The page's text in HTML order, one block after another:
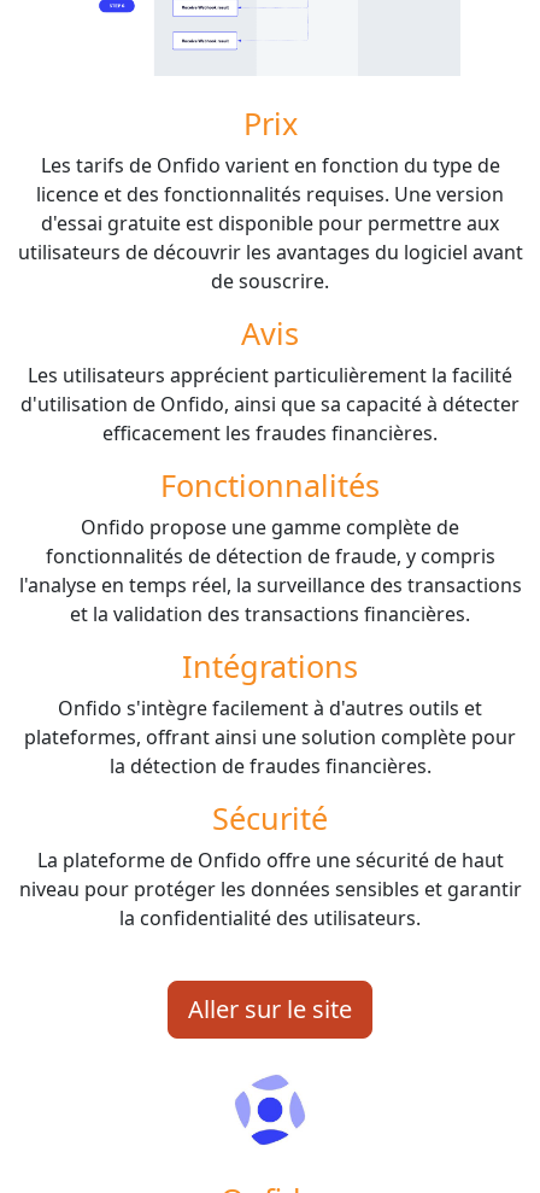
Prix
Les tarifs de Onfido varient en fonction du type de
licence et des fonctionnalités requises. Une version
d'essai gratuite est disponible pour permettre aux
utilisateurs de découvrir les avantages du logiciel avant
de souscrire.
Avis
Les utilisateurs apprécient particulièrement la facilité
d'utilisation de Onfido, ainsi que sa capacité à détecter
efficacement les fraudes financières.
Fonctionnalités
Onfido propose une gamme complète de
fonctionnalités de détection de fraude, y compris
l'analyse en temps réel, la surveillance des transactions
et la validation des transactions financières.
Intégrations
Onfido s'intègre facilement à d'autres outils et
plateformes, offrant ainsi une solution complète pour
la détection de fraudes financières.
Sécurité
La plateforme de Onfido offre une sécurité de haut
niveau pour protéger les données sensibles et garantir
la confidentialité des utilisateurs.
Aller sur le site